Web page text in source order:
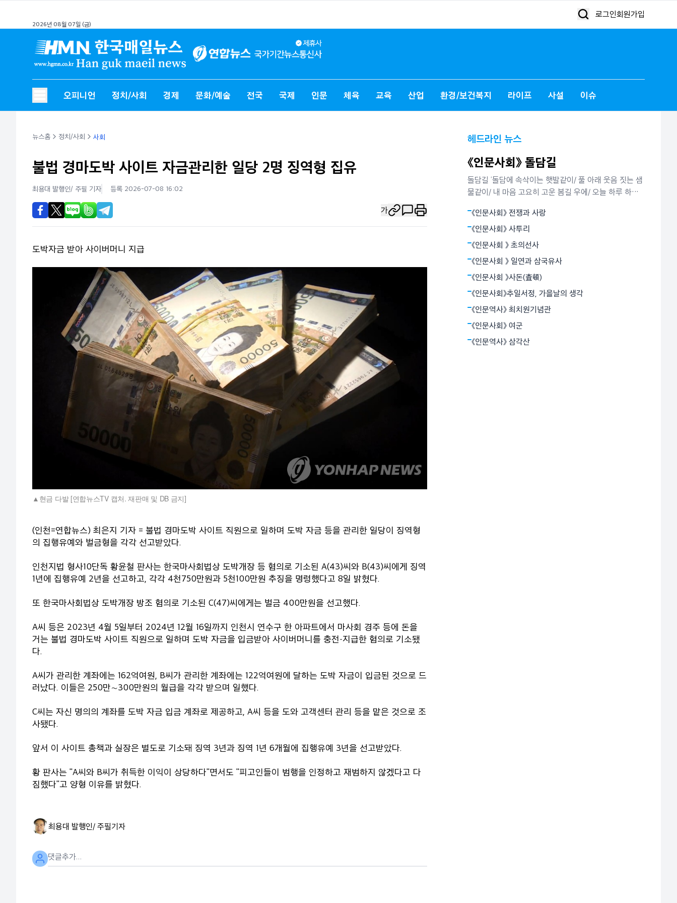
2026년 08월 07일 (금)
로그인회원가입
오피니언 정치/사회 경제 문화/예술 전국 국제 인문 체육 교육 산업 환경/보건복지 라이프 사설 이슈
뉴스홈 정치/사회 사회
불법 경마도박 사이트 자금관리한 일당 2명 징역형 집유
최용대 발행인/ 주필 기자 등록 2026-07-08 16:02
가
도박자금 받아 사이버머니 지급
현금 다발 [연합뉴스TV 캡처. 재판매 및 DB 금지]
(인천=연합뉴스) 최은지 기자 = 불법 경마도박 사이트 직원으로 일하며 도박 자금 등을 관리한 일당이 징역형
의 집행유예와 벌금형을 각각 선고받았다.
인천지법 형사10단독 황윤철 판사는 한국마사회법상 도박개장 등 혐의로 기소된 A(43)씨와 B(43)씨에게 징역
1년에 집행유예 2년을 선고하고, 각각 4천750만원과 5천100만원 추징을 명령했다고 8일 밝혔다.
또 한국마사회법상 도박개장 방조 혐의로 기소된 C(47)씨에게는 벌금 400만원을 선고했다.
A씨 등은 2023년 4월 5일부터 2024년 12월 16일까지 인천시 연수구 한 아파트에서 마사회 경주 등에 돈을
거는 불법 경마도박 사이트 직원으로 일하며 도박 자금을 입금받아 사이버머니를 충전·지급한 혐의로 기소됐
다.
A씨가 관리한 계좌에는 162억여원, B씨가 관리한 계좌에는 122억여원에 달하는 도박 자금이 입금된 것으로 드
러났다. 이들은 250만∼300만원의 월급을 각각 받으며 일했다.
C씨는 자신 명의의 계좌를 도박 자금 입금 계좌로 제공하고, A씨 등을 도와 고객센터 관리 등을 맡은 것으로 조
사됐다.
앞서 이 사이트 총책과 실장은 별도로 기소돼 징역 3년과 징역 1년 6개월에 집행유예 3년을 선고받았다.
황 판사는 "A씨와 B씨가 취득한 이익이 상당하다"면서도 "피고인들이 범행을 인정하고 재범하지 않겠다고 다
짐했다"고 양형 이유를 밝혔다.
최용대 발행인/ 주필기자
헤드라인 뉴스
《인문사회》 돌담길
돌담길 ‘돌담에 속삭이는 햇발같이/ 풀 아래 웃음 짓는 샘
물같이/ 내 마음 고요히 고운 봄길 우에/ 오늘 하루 하늘
발’에서 노래한 봄날의 시정이다. 그는 또 담장 안 뜰에 핀
모란과 깊은 교감을 나누었다. 그래서 그는 ‘모란이 피기
까지는/ 나는 아직 기다리고 있을테요 찬란한 슬픔의 봄
《인문사회》 전쟁과 사랑
《인문사회》 사투리
《인문사회 》 초의선사
《인문사회 》 일연과 삼국유사
《인문사회 》사돈(査頓)
《인문사회》추일서정, 가을날의 생각
《인문역사》 최치원기념관
《인문사회》 여군
《인문역사》 삼각산